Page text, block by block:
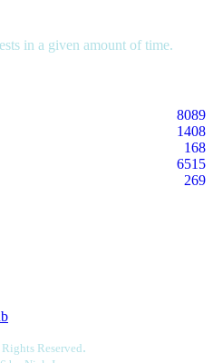
in a given amount of time.
8089
1408
168
6515
269
Reserved.